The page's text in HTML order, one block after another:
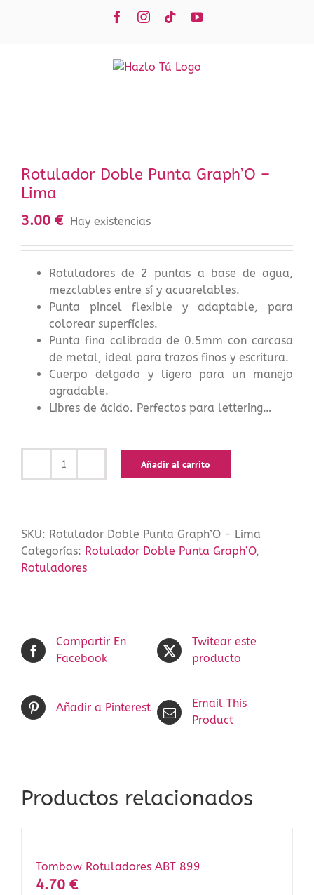
FacebookInstagram
TiktokYouTube
Rotulador Doble Punta Graph’O –
Lima
3.00 € Hay existencias
Rotuladores de 2 puntas a base de agua,
mezclables entre sí y acuarelables.
Punta pincel flexible y adaptable, para
colorear superfícies.
Punta fina calibrada de 0.5mm con carcasa
de metal, ideal para trazos finos y escritura.
Cuerpo delgado y ligero para un manejo
agradable.
Libres de ácido. Perfectos para lettering…
Rotulador
-
Lima
cantidad
Añadir al carrito
SKU: Rotulador Doble Punta Graph’O - Lima
Categorías: Rotulador Doble Punta Graph’O,
Rotuladores
Compartir En
Facebook
Twitear este
producto
Añadir a Pinterest
Email This
Product
Productos relacionados
Tombow Rotuladores ABT 899
4.70 €